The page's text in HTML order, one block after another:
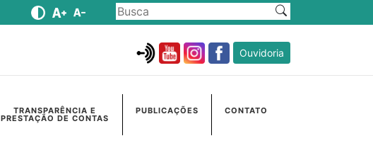
Ouvidoria
TRANSPARÊNCIA E
PRESTAÇÃO DE CONTAS
PUBLICAÇÕES CONTATO